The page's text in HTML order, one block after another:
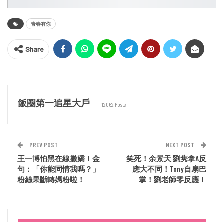
青春有你
Share
飯圈第一追星大戶 12062 Posts
PREV POST
王一博怕黑在線撒嬌！金
句：「你能同情我嗎？」
粉絲果斷轉媽粉啦！
NEXT POST
笑死！余景天 劉隽拿A反
應大不同！Tony自扇巴
掌！劉老師零反應！